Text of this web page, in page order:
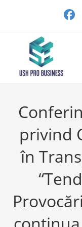
privind
în